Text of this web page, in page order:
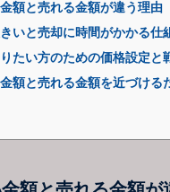
金額と売れる金額が違う理由
きいと売却に時間がかかる仕
りたい方のための価格設定と
金額と売れる金額を近づける